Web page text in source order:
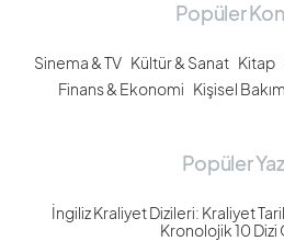
Popüler
Sinema & TV Kültür & Sanat Kitap
Finans & Ekonomi Kişisel Bakım
Popüler
İngiliz Kraliyet Dizileri: Kraliyet
Kronolojik 10 Dizi